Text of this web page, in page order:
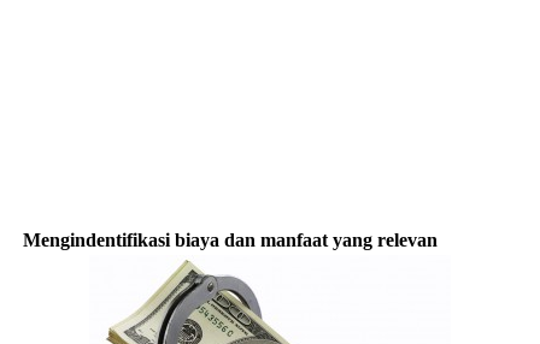
Mengindentifikasi biaya dan manfaat yang relevan